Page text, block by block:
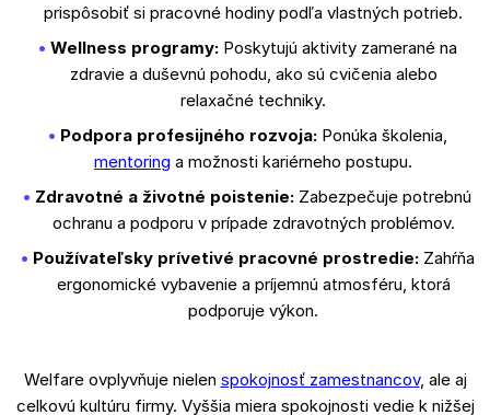
prispôsobiť si pracovné hodiny podľa vlastných potrieb.
Wellness programy:Poskytujú aktivity zamerané na
zdravie a duševnú pohodu, ako sú cvičenia alebo
relaxačné techniky.
Podpora profesijného rozvoja:Ponúka školenia,
mentoring a možnosti kariérneho postupu.
Zdravotné a životné poistenie: Zabezpečuje potrebnú
ochranu a podporu v prípade zdravotných problémov.
Používateľsky prívetivé pracovné prostredie:Zahŕňa
ergonomické vybavenie a príjemnú atmosféru, ktorá
podporuje výkon.
Welfare ovplyvňuje nielen spokojnosť zamestnancov, ale aj
celkovú kultúru firmy. Vyššia miera spokojnosti vedie k nižšej